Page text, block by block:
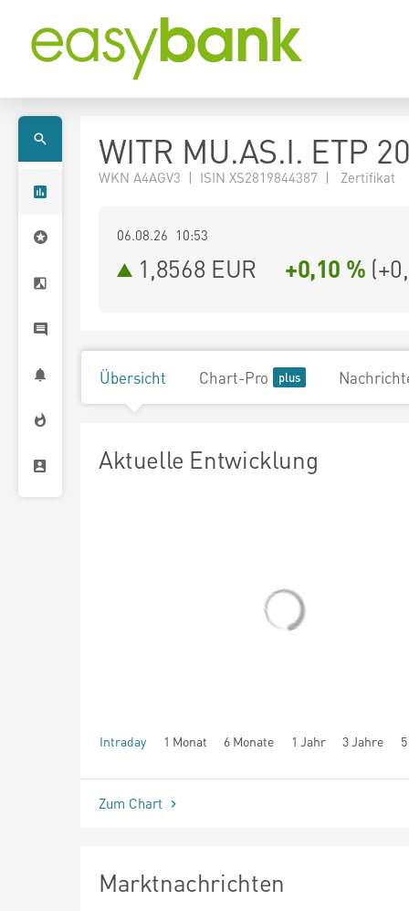
WITR MU.AS.I. ETP
WKN A4AGV3 | ISIN XS2819844387 | Zertifikat
06.08.26 10:53
1,8568 EUR +0,10 % (
Übersicht Chart-Pro
Aktuelle Entwicklung
Intraday 1 Monat 6 Monate 1 Jahr 3 Jahre
seit Beginn
Zum Chart
Marktnachrichten